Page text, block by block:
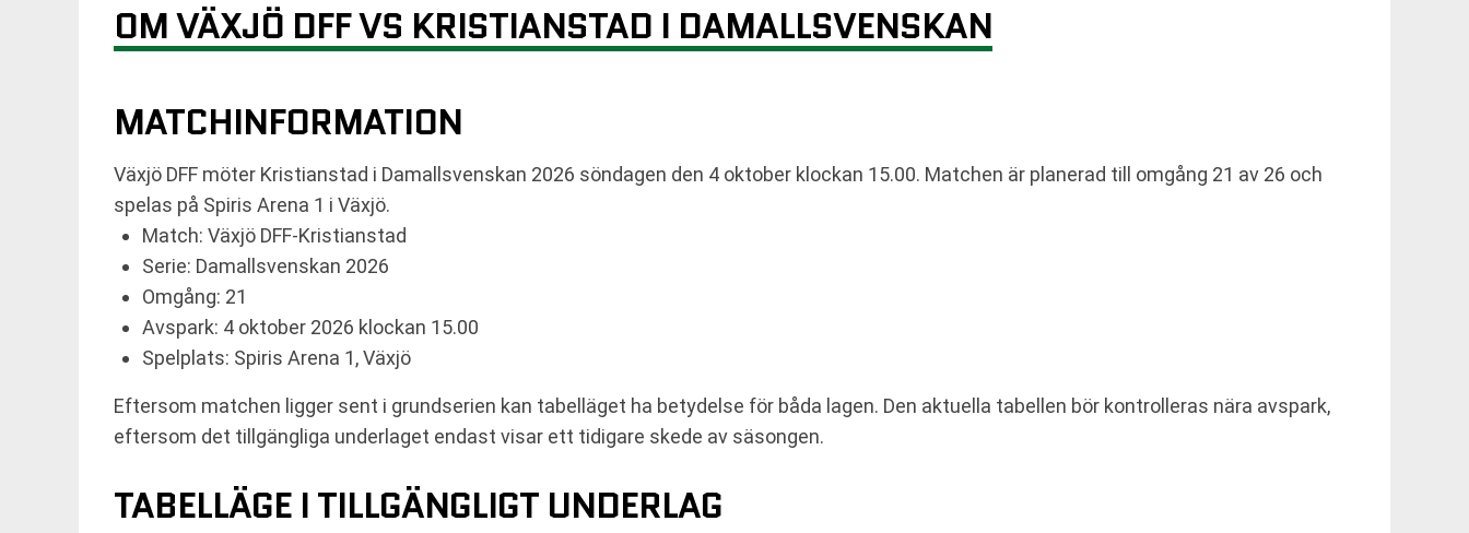
OM VÄXJÖ DFF VS KRISTIANSTAD I DAMALLSVENSKAN
MATCHINFORMATION
Växjö DFF möter Kristianstad i Damallsvenskan 2026 söndagen den 4 oktober klockan 15.00. Matchen är planerad till omgång 21 av 26 och
spelas på Spiris Arena 1 i Växjö.
Match: Växjö DFF-Kristianstad
Serie: Damallsvenskan 2026
Omgång: 21
Avspark: 4 oktober 2026 klockan 15.00
Spelplats: Spiris Arena 1, Växjö
Eftersom matchen ligger sent i grundserien kan tabelläget ha betydelse för båda lagen. Den aktuella tabellen bör kontrolleras nära avspark,
eftersom det tillgängliga underlaget endast visar ett tidigare skede av säsongen.
TABELLÄGE I TILLGÄNGLIGT UNDERLAG